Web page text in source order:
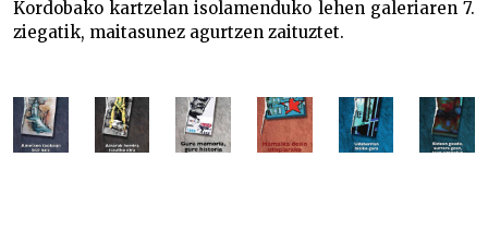
Kordobako kartzelan isolamenduko lehen galeriaren 7.
ziegatik, maitasunez agurtzen zaituztet.